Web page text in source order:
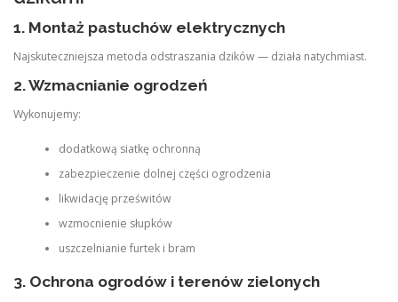
1. Montaż pastuchów elektrycznych
Najskuteczniejsza metoda odstraszania dzików — działa natychmiast.
2.Wzmacnianie ogrodzeń
Wykonujemy:
dodatkową siatkę ochronną
zabezpieczenie dolnej części ogrodzenia
likwidację prześwitów
wzmocnienie słupków
uszczelnianie furtek i bram
3. Ochrona ogrodów i terenów zielonych